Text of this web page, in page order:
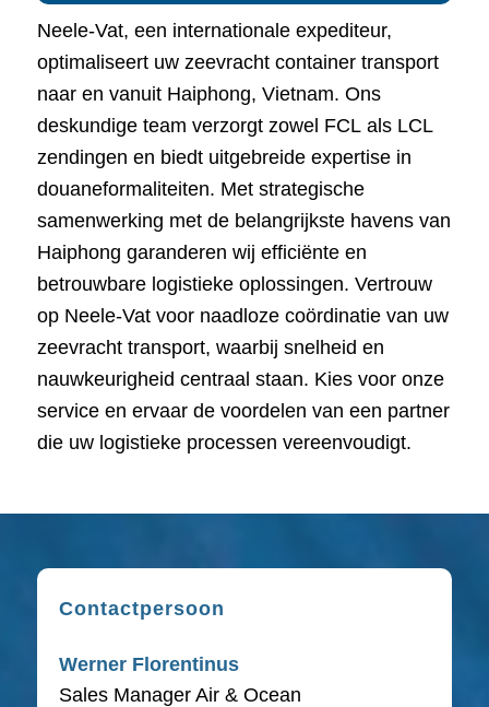
Neele-Vat, een internationale expediteur,
optimaliseert uw zeevracht container transport
naar en vanuit Haiphong, Vietnam. Ons
deskundige team verzorgt zowel FCL als LCL
zendingen en biedt uitgebreide expertise in
douaneformaliteiten. Met strategische
samenwerking met de belangrijkste havens van
Haiphong garanderen wij efficiënte en
betrouwbare logistieke oplossingen. Vertrouw
op Neele-Vat voor naadloze coördinatie van uw
zeevracht transport, waarbij snelheid en
nauwkeurigheid centraal staan. Kies voor onze
service en ervaar de voordelen van een partner
die uw logistieke processen vereenvoudigt.
Contactpersoon
Werner Florentinus
Sales Manager Air & Ocean